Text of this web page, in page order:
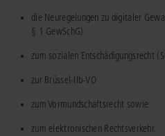
die Neuregelungen zu digitaler
§ 1 GewSchG)
zum sozialen Entschädigungsrecht
zur Brüssel-IIb-VO
zum Vormundschaftsrecht sowie
zum elektronischen Rechtsverkehr.